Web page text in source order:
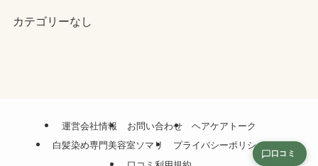
カテゴリーなし
運営会社情報 お問い合わせ
ヘアケアトーク
白髪染め専門美容室ソマリ
プライバシーポリシー
口コミ